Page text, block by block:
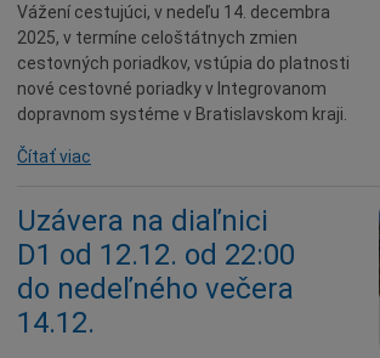
Vážení cestujúci, v nedeľu 14. decembra
2025, v termíne celoštátnych zmien
cestovných poriadkov, vstúpia do platnosti
nové cestovné poriadky v Integrovanom
dopravnom systéme v Bratislavskom kraji.
Čítať viac
Uzávera na diaľnici
D1 od 12.12. od 22:00
do nedeľného večera
14.12.